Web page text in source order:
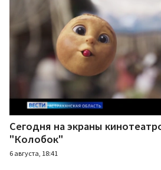
Сегодня на экраны
"Колобок"
6 августа, 18:41